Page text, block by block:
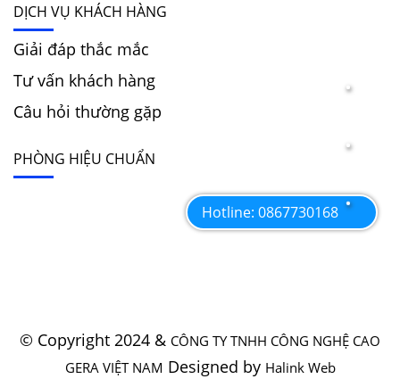
DỊCH VỤ KHÁCH HÀNG
Giải đáp thắc mắc
Tư vấn khách hàng
Câu hỏi thường gặp
PHÒNG HIỆU CHUẨN
© Copyright 2024 & CÔNG TY TNHH CÔNG NGHỆ CAO
GERA VIỆT NAM Designed by Halink Web
Hotline: 0867730168